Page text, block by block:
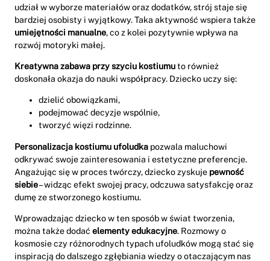
udział w wyborze materiałów oraz dodatków, strój staje się
bardziej osobisty i wyjątkowy. Taka aktywność wspiera także
umiejętności manualne, co z kolei pozytywnie wpływa na
rozwój motoryki małej.
Kreatywna zabawa przy szyciu kostiumuto również
doskonała okazja do nauki współpracy. Dziecko uczy się:
dzielić obowiązkami,
podejmować decyzje wspólnie,
tworzyć więzi rodzinne.
Personalizacja kostiumu ufoludka pozwala maluchowi
odkrywać swoje zainteresowania i estetyczne preferencje.
Angażując się w proces twórczy, dziecko zyskuje pewność
siebie– widząc efekt swojej pracy, odczuwa satysfakcję oraz
dumę ze stworzonego kostiumu.
Wprowadzając dziecko w ten sposób w świat tworzenia,
można także dodać elementy edukacyjne. Rozmowy o
kosmosie czy różnorodnych typach ufoludków mogą stać się
inspiracją do dalszego zgłębiania wiedzy o otaczającym nas